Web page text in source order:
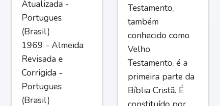
Atualizada -
Portugues
(Brasil)
1969 - Almeida
Revisada e
Corrigida -
Portugues
(Brasil)
Testamento,
também
conhecido como
Velho
Testamento, é a
primeira parte da
Bíblia Cristã. É